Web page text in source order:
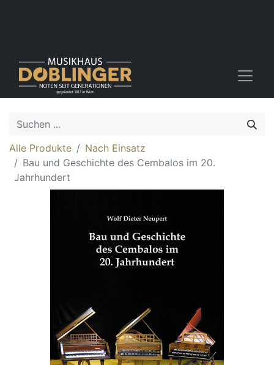
Alle Produkte
Nach Einsatz
Bau und Geschichte des Cembalos im 20.
Jahrhundert